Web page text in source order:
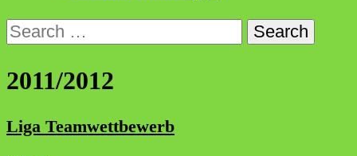
Search
for:
2011/2012
Liga Teamwettbewerb